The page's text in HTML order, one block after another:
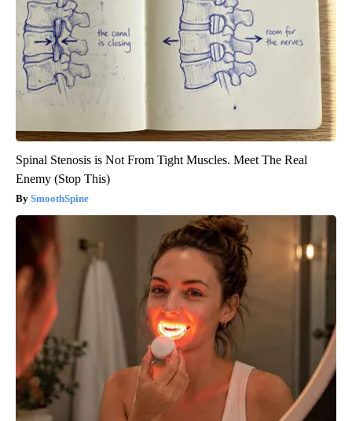
Spinal Stenosis is Not From Tight Muscles. Meet The Real
Enemy (Stop This)
SmoothSpine